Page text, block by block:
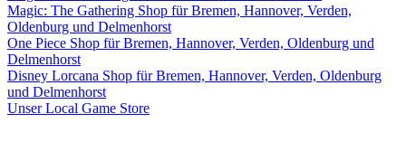
Magic: The Gathering Shop für Bremen, Hannover, Verden,
Oldenburg und Delmenhorst
One Piece Shop für Bremen, Hannover, Verden, Oldenburg und
Delmenhorst
Disney Lorcana Shop für Bremen, Hannover, Verden, Oldenburg
und Delmenhorst
Unser Local Game Store